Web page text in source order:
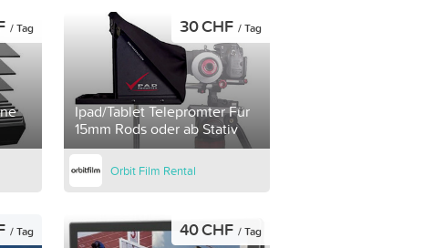
/ Tag
Ipad/Tablet Telepromter Für
15mm Rods oder ab Stativ
30 CHF / Tag
Orbit Film Rental
/ Tag 40 CHF / Tag